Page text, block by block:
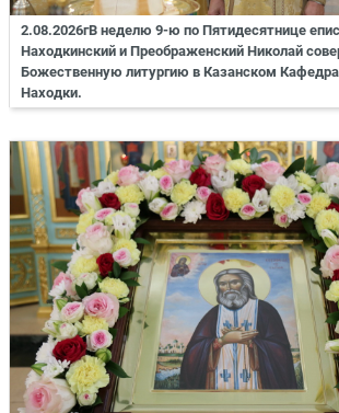
2.08.2026гВ неделю 9-ю по Пятидесятнице
Находкинский и Преображенский Николай
Божественную литургию в Казанском
Находки.